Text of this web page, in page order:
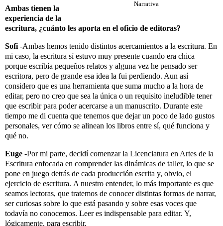
Narrativa
Ambas tienen la
experiencia de la
escritura, ¿cuánto les aporta en el oficio de editoras?
Sofi -Ambas hemos tenido distintos acercamientos a la escritura. En
mi caso, la escritura sí estuvo muy presente cuando era chica
porque escribía pequeños relatos y alguna vez he pensado ser
escritora, pero de grande esa idea la fui perdiendo. Aun así
considero que es una herramienta que suma mucho a la hora de
editar, pero no creo que sea la única o un requisito ineludible tener
que escribir para poder acercarse a un manuscrito. Durante este
tiempo me di cuenta que tenemos que dejar un poco de lado gustos
personales, ver cómo se alinean los libros entre sí, qué funciona y
qué no.
Euge -Por mi parte, decidí comenzar la Licenciatura en Artes de la
Escritura enfocada en comprender las dinámicas de taller, lo que se
pone en juego detrás de cada producción escrita y, obvio, el
ejercicio de escritura. A nuestro entender, lo más importante es que
seamos lectoras, que tratemos de conocer distintas formas de narrar,
ser curiosas sobre lo que está pasando y sobre esas voces que
todavía no conocemos. Leer es indispensable para editar. Y,
lógicamente, para escribir.